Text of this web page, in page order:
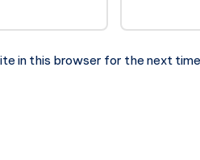
in this browser for the next